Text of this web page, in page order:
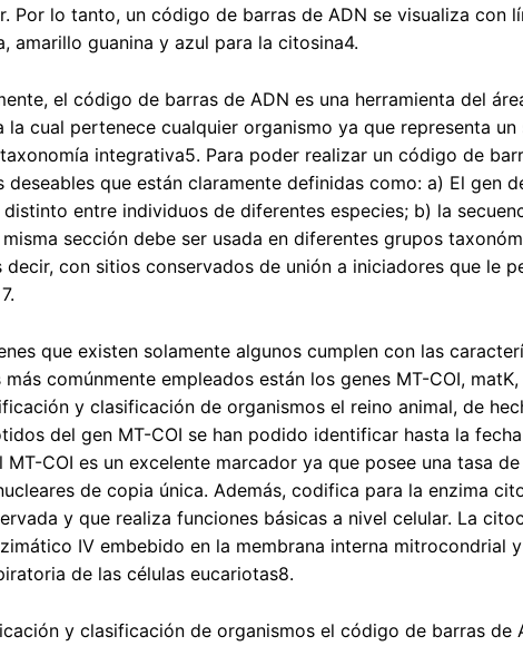
Por lo tanto, un código de barras de ADN se visualiza con
amarillo guanina y azul para la citosina4.
el código de barras de ADN es una herramienta del
la cual pertenece cualquier organismo ya que representa
integrativa5. Para poder realizar un código de
que están claramente definidas como: a) El gen
entre individuos de diferentes especies; b) la
sección debe ser usada en diferentes grupos
con sitios conservados de unión a iniciadores que le
que existen solamente algunos cumplen con las
comúnmente empleados están los genes MT-COI,
y clasificación de organismos el reino animal, de
del gen MT-COI se han podido identificar hasta la
COI es un excelente marcador ya que posee una tasa
de copia única. Además, codifica para la enzima
y que realiza funciones básicas a nivel celular. La
IV embebido en la membrana interna mitrocondrial
de las células eucariotas8.
y clasificación de organismos el código de barras de